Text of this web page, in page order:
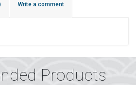
Write a comment
Products